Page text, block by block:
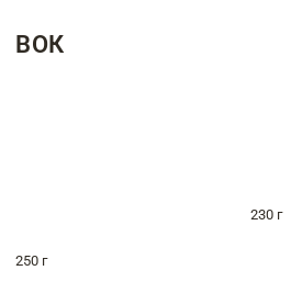
ВОК
230 г
250 г